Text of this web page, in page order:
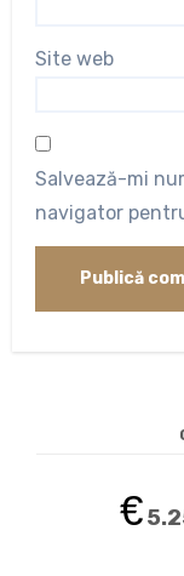
Site web
Salvează-mi
navigator
€